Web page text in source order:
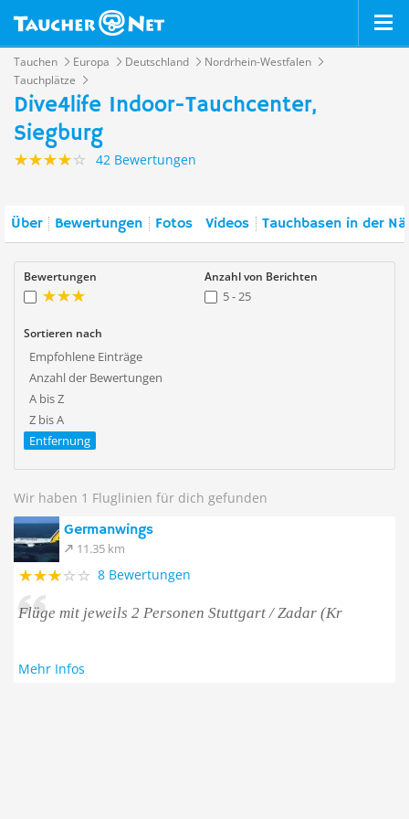
Tauchen Europa Deutschland
Nordrhein-Westfalen
Tauchplätze
Dive4life Indoor-Tauchcenter,
Siegburg
42 Bewertungen
Über Bewertungen Fotos Videos Tauchbasen in der
Bewertungen Anzahl von Berichten
5 - 25
Sortieren nach
Empfohlene Einträge
Anzahl der Bewertungen
A bis Z
Z bis A
Entfernung
Wir haben 1 Fluglinien für dich gefunden
Germanwings
11.35 km
8 Bewertungen
Flüge mit jeweils 2 Personen Stuttgart / Zadar (Kr
Mehr Infos